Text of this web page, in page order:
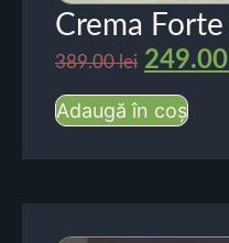
Crema Forte
389.00lei 249.00
Adaugă în coș